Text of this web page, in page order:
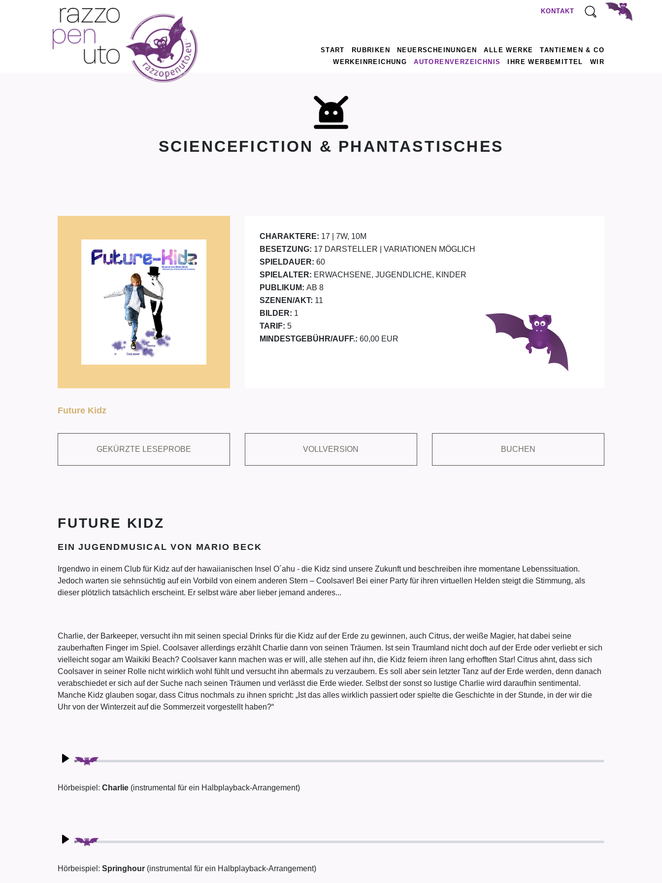
KONTAKT
START RUBRIKEN NEUERSCHEINUNGEN ALLE WERKE
TANTIEMEN & CO
WERKEINREICHUNG
AUTORENVERZEICHNIS IHRE WERBEMITTEL WIR
SCIENCEFICTION & PHANTASTISCHES
CHARAKTERE: 17 | 7W, 10M
BESETZUNG: 17 DARSTELLER | VARIATIONEN MÖGLICH
SPIELDAUER: 60
SPIELALTER: ERWACHSENE, JUGENDLICHE, KINDER
PUBLIKUM: AB 8
SZENEN/AKT: 11
BILDER: 1
TARIF: 5
MINDESTGEBÜHR/AUFF.: 60,00 EUR
Future Kidz
GEKÜRZTE LESEPROBE VOLLVERSION BUCHEN
FUTURE KIDZ
EIN JUGENDMUSICAL VON MARIO BECK
Irgendwo in einem Club für Kidz auf der hawaiianischen Insel O´ahu - die Kidz sind unsere Zukunft und beschreiben ihre momentane Lebenssituation.
Jedoch warten sie sehnsüchtig auf ein Vorbild von einem anderen Stern – Coolsaver! Bei einer Party für ihren virtuellen Helden steigt die Stimmung, als
dieser plötzlich tatsächlich erscheint. Er selbst wäre aber lieber jemand anderes...
Charlie, der Barkeeper, versucht ihn mit seinen special Drinks für die Kidz auf der Erde zu gewinnen, auch Citrus, der weiße Magier, hat dabei seine
zauberhaften Finger im Spiel. Coolsaver allerdings erzählt Charlie dann von seinen Träumen. Ist sein Traumland nicht doch auf der Erde oder verliebt er sich
vielleicht sogar am Waikiki Beach? Coolsaver kann machen was er will, alle stehen auf ihn, die Kidz feiern ihren lang erhofften Star! Citrus ahnt, dass sich
Coolsaver in seiner Rolle nicht wirklich wohl fühlt und versucht ihn abermals zu verzaubern. Es soll aber sein letzter Tanz auf der Erde werden, denn danach
verabschiedet er sich auf der Suche nach seinen Träumen und verlässt die Erde wieder. Selbst der sonst so lustige Charlie wird daraufhin sentimental.
Manche Kidz glauben sogar, dass Citrus nochmals zu ihnen spricht: „Ist das alles wirklich passiert oder spielte die Geschichte in der Stunde, in der wir die
Uhr von der Winterzeit auf die Sommerzeit vorgestellt haben?“
Hörbeispiel: Charlie (instrumental für ein Halbplayback-Arrangement)
Hörbeispiel: Springhour (instrumental für ein Halbplayback-Arrangement)